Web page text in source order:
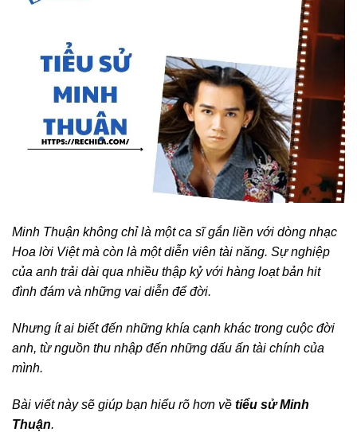
Minh Thuận không chỉ là một ca sĩ gắn liền với dòng nhạc
Hoa lời Việt mà còn là một diễn viên tài năng. Sự nghiệp
của anh trải dài qua nhiều thập kỷ với hàng loạt bản hit
đình đám và những vai diễn để đời.
Nhưng ít ai biết đến những khía cạnh khác trong cuộc đời
anh, từ nguồn thu nhập đến những dấu ấn tài chính của
mình.
Bài viết này sẽ giúp bạn hiểu rõ hơn về tiểu sử Minh
Thuận.